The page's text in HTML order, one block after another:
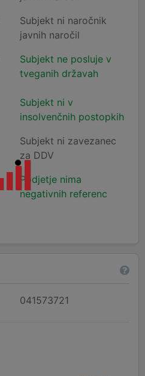
Subjekt ni naročnik
javnih naročil
Subjekt ne posluje v
tveganih državah
Subjekt ni v
insolvenčnih postopkih
Subjekt ni zavezanec
za DDV
Podjetje nima
negativnih referenc
041573721